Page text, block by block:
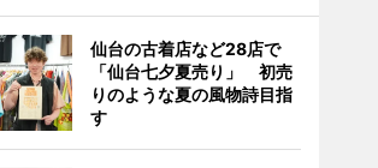
仙台の古着店など28店で
「仙台七夕夏売り」 初売
りのような夏の風物詩目指
す